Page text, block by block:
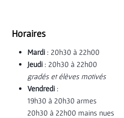
Horaires
Mardi : 20h30 à 22h00
Jeudi : 20h30 à 22h00
gradés et élèves motivés
Vendredi :
19h30 à 20h30 armes
20h30 à 22h00 mains nues